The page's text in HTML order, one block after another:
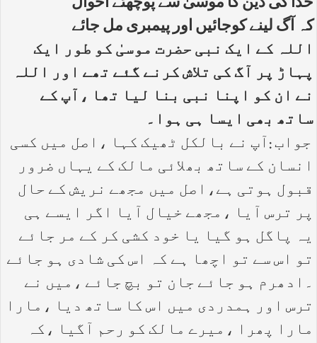
خدا کی دین کا موسیٰ سے پوچھئے احوال
کہ آگ لینے کوجائیں اور پیمبری مل جائے
اللہ کے ایک نبی حضرت موسیٰ کو طور ایک
پہاڑ پر آگ کی تلاش کرنے گئے تھے اور اللہ
نے ان کو اپنا نبی بنا لیا تھا ،آپ کے
ساتھ بھی ایسا ہی ہوا۔
جواب :آپ نے بالکل ٹھیک کہا ،اصل میں کسی
انسان کے ساتھ بھلائی مالک کے یہاں ضرور
قبول ہوتی ہے،اصل میں مجھے نریش کے حال
پر ترس آیا ،مجھے خیال آیا اگر ایسے ہی
یہ پاگل ہو گیا یا خود کشی کر کے مر جائے
تو اس سے تو اچھا ہے کہ اس کی شادی ہو جائے
۔ادھرم ہو جائے جان تو بچ جائے ،میں نے
ترس اور ہمدردی میں اس کا ساتھ دیا ،مارا
مارا پھرا ،میرے مالک کو رحم آگیا ،کہ